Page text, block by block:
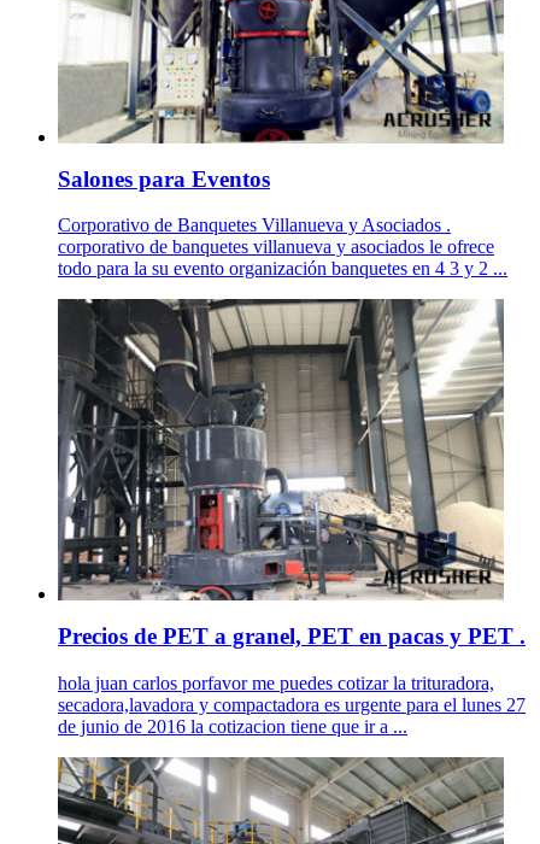
Salones para Eventos
Corporativo de Banquetes Villanueva y Asociados .
corporativo de banquetes villanueva y asociados le ofrece
todo para la su evento organización banquetes en 4 3 y 2 ...
Precios de PET a granel, PET en pacas y PET .
hola juan carlos porfavor me puedes cotizar la trituradora,
secadora,lavadora y compactadora es urgente para el lunes 27
de junio de 2016 la cotizacion tiene que ir a ...